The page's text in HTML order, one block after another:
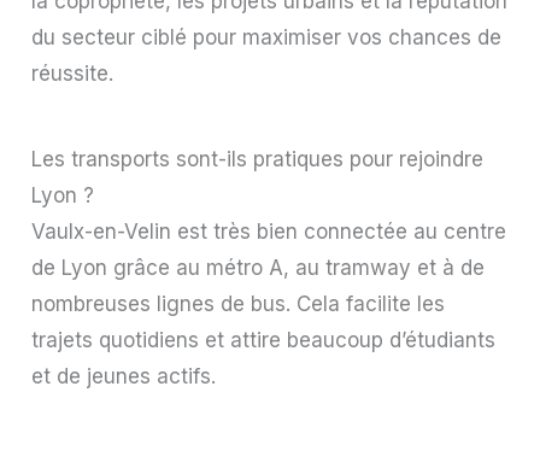
du secteur ciblé pour maximiser vos chances de
réussite.
Les transports sont-ils pratiques pour rejoindre
Lyon ?
Vaulx-en-Velin est très bien connectée au centre
de Lyon grâce au métro A, au tramway et à de
nombreuses lignes de bus. Cela facilite les
trajets quotidiens et attire beaucoup d’étudiants
et de jeunes actifs.